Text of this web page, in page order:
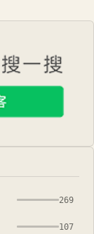
269
107